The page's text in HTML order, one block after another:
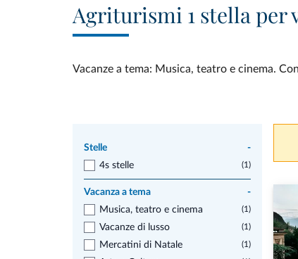
Agriturismi 1 stella per
Vacanze a tema: Musica, teatro e cinema.
Stelle
-
4s stelle
(1)
Vacanza a tema
-
Musica, teatro e cinema
(1)
Vacanze di lusso (1)
Mercatini di Natale (1)